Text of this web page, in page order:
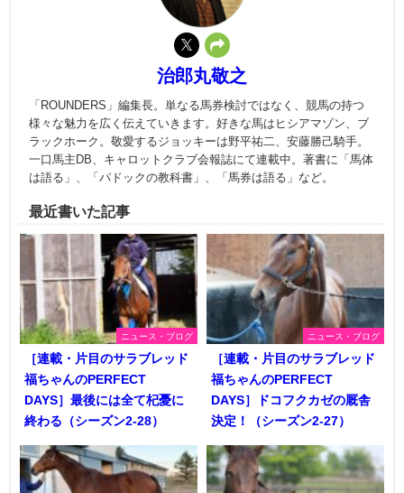
治郎丸敬之
「ROUNDERS」編集長。単なる馬券検討ではなく、競馬の持つ
様々な魅力を広く伝えていきます。好きな馬はヒシアマゾン、ブ
ラックホーク。敬愛するジョッキーは野平祐二、安藤勝己騎手。
一口馬主DB、キャロットクラブ会報誌にて連載中。著書に「馬体
は語る」、「パドックの教科書」、「馬券は語る」など。
最近書いた記事
ニュース・ブログ
［連載・片目のサラブレッド
福ちゃんのPERFECT
DAYS］最後には全て杞憂に
終わる（シーズン2-28）
ニュース・ブログ
［連載・片目のサラブレッド
福ちゃんのPERFECT
DAYS］ドコフクカゼの厩舎
決定！（シーズン2-27）